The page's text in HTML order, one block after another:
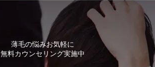
薄毛の悩みお気軽に
無料カウンセリング実施中